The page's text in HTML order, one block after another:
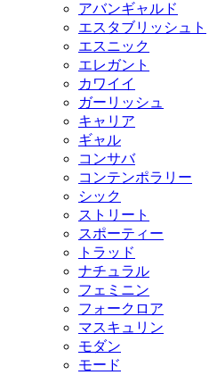
アバンギャルド
エスタブリッシュト
エスニック
エレガント
カワイイ
ガーリッシュ
キャリア
ギャル
コンサバ
コンテンポラリー
シック
ストリート
スポーティー
トラッド
ナチュラル
フェミニン
フォークロア
マスキュリン
モダン
モード